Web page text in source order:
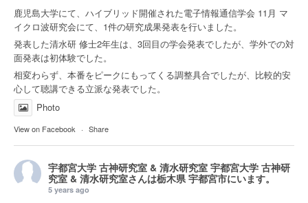
鹿児島大学にて、ハイブリッド開催された電子情報通信学会 11月 マ
イクロ波研究会にて、1件の研究成果発表を行いました。
発表した清水研 修士2年生は、3回目の学会発表でしたが、学外での対
面発表は初体験でした。
相変わらず、本番をピークにもってくる調整具合でしたが、比較的安
心して聴講できる立派な発表でした。
Photo
View on Facebook · Share
宇都宮大学 古神研究室 & 清水研究室 宇都宮大学 古神研
究室 & 清水研究室さんは栃木県 宇都宮市にいます。
5 years ago